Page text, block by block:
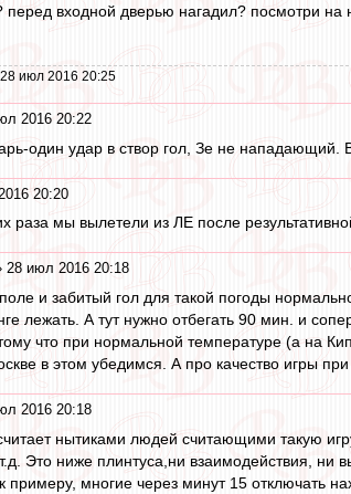
перед входной дверью нагадил? посмотри
июл 2016 20:25
2016 20:22
один удар в створ гол, Зе не
20:20
раза мы вылетели из ЛЕ после
28 июл 2016 20:18
и забитый гол для такой погоды
лежать. А тут нужно отбегать 90 мин. и
что при нормальной температуре (а на
в этом убедимся. А про качество игры
2016 20:18
нытиками людей считающими такую
Это ниже плинтуса,ни взаимодействия, ни
примеру, многие через минут 15 отключать